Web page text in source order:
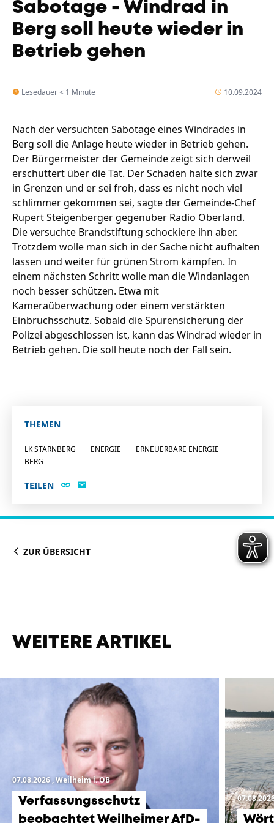
Sabotage - Windrad in
Berg soll heute wieder in
Betrieb gehen
Lesedauer < 1 Minute 10.09.2024
Nach der versuchten Sabotage eines Windrades in
Berg soll die Anlage heute wieder in Betrieb gehen.
Der Bürgermeister der Gemeinde zeigt sich derweil
erschüttert über die Tat. Der Schaden halte sich zwar
in Grenzen und er sei froh, dass es nicht noch viel
schlimmer gekommen sei, sagte der Gemeinde-Chef
Rupert Steigenberger gegenüber Radio Oberland.
Die versuchte Brandstiftung schockiere ihn aber.
Trotzdem wolle man sich in der Sache nicht aufhalten
lassen und weiter für grünen Strom kämpfen. In
einem nächsten Schritt wolle man die Windanlagen
noch besser schützen. Etwa mit
Kameraüberwachung oder einem verstärkten
Einbruchsschutz. Sobald die Spurensicherung der
Polizei abgeschlossen ist, kann das Windrad wieder in
Betrieb gehen. Die soll heute noch der Fall sein.
THEMEN
LK STARNBERG ENERGIE
ERNEUERBARE ENERGIE
BERG
TEILEN
ZUR ÜBERSICHT
WEITERE ARTIKEL
07.08.2026, Weilheim i. OB
Verfassungsschutz
beobachtet Weilheimer AfD-